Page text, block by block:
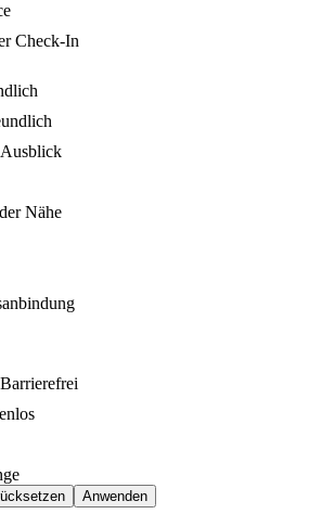
Check-In
Nähe